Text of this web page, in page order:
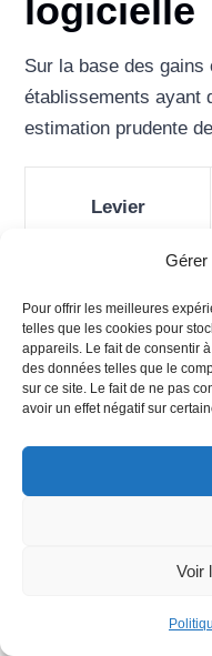
Gérer
Pour offrir les meilleures
telles que les cookies pour
appareils. Le fait de consentir
des données telles que le
sur ce site. Le fait de ne pas
avoir un effet négatif sur
Voir
logicielle
Sur la base des
établissements ayant
estimation prudente
Levier
Réduction temps
d’attente soignants
(−30 %)
Réduction
régulation
Réduction créneaux